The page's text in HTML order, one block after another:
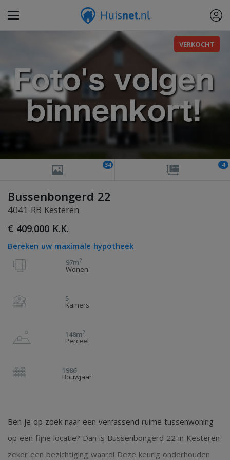
VERKOCHT
34 4
Bussenbongerd 22
4041 RB Kesteren
€ 409.000 K.K.
Bereken uw maximale hypotheek
97m2
Wonen
5
Kamers
148m2
Perceel
1986
Bouwjaar
Ben je op zoek naar een verrassend ruime tussenwoning
op een fijne locatie? Dan is Bussenbongerd 22 in Kesteren
zeker een bezichtiging waard! Deze keurig onderhouden